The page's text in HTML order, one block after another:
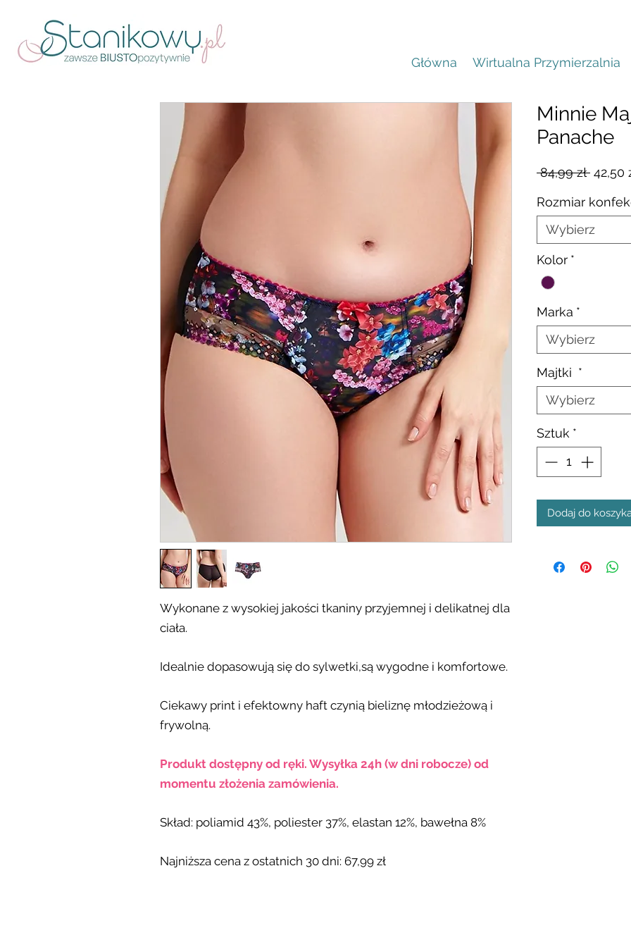
Główna Wirtualna Przymierzalnia
Wykonane z wysokiej jakości tkaniny przyjemnej i delikatnej dla
ciała.
Idealnie dopasowują się do sylwetki,są wygodne i komfortowe.
Ciekawy print i efektowny haft czynią bieliznę młodzieżową i
frywolną.
Produkt dostępny od ręki. Wysyłka 24h (w dni robocze) od
momentu złożenia zamówienia.
Skład: poliamid 43%, poliester 37%, elastan 12%, bawełna 8%
Najniższa cena z ostatnich 30 dni: 67,99 zł
Minnie
Panache
84,99 zł 42,50
Rozmiar
Wybierz
Kolor *
Marka *
Wybierz
Majtki *
Wybierz
Sztuk *
Dodaj do